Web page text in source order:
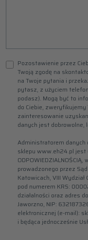
Pozostawienie przez
Twoją zgodę na
na Twoje pytania i
pytasz, z użyciem
podasz). Mogą być to
do Ciebie,
zainteresowanie
danych jest dobrowolne,
Administratorem danych
sklepu www.eh24.pl jest
prowadzonego przez
Katowicach, VIII
pod numerem KRS:
działalności oraz adres
Jaworzno, NIP:
elektronicznej (e-mail):
i będąca jednocześnie